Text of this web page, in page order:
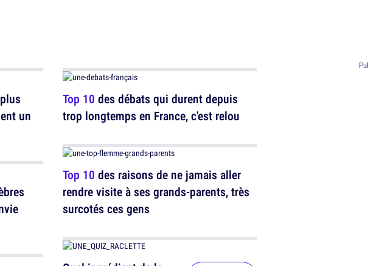
un
Top 10 des débats qui durent depuis
trop longtemps en France, c'est relou
Top 10 des raisons de ne jamais aller
rendre visite à ses grands-parents, très
surcotés ces gens